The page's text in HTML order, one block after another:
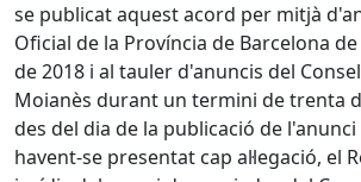
se publicat aquest acord per mitjà
Oficial de la Província de Barcelona
de 2018 i al tauler d'anuncis del
Moianès durant un termini de trenta
des del dia de la publicació de l'anunci
havent-se presentat cap al·legació, el